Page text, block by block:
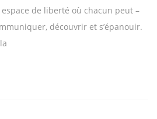
de liberté où chacun peut –
découvrir et s’épanouir.